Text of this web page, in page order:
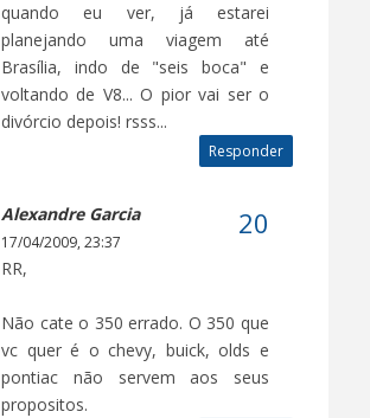
quando eu ver, já estarei
planejando uma viagem até
Brasília, indo de "seis boca" e
voltando de V8... O pior vai ser o
divórcio depois! rsss...
Responder
Alexandre Garcia
17/04/2009, 23:37
RR,
Não cate o 350 errado. O 350 que
vc quer é o chevy, buick, olds e
pontiac não servem aos seus
propositos.